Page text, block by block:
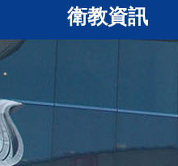
衛教資訊